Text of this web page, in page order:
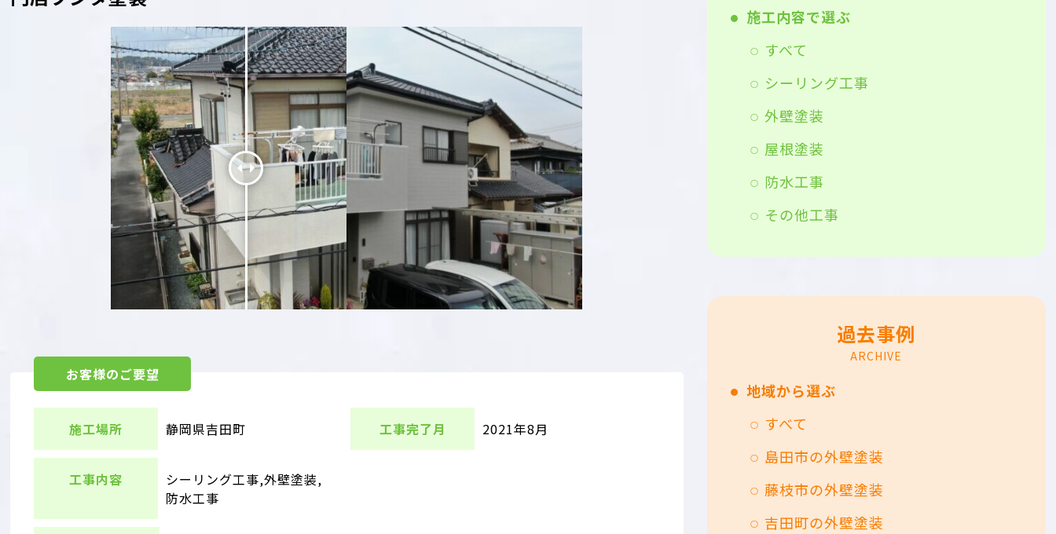
お客様のご要望
施工場所 静岡県吉田町 工事完了月 2021年8月
工事内容
シーリング工事,外壁塗装,
防水工事
施工内容で選ぶ
すべて
シーリング工事
外壁塗装
屋根塗装
防水工事
その他工事
過去事例
ARCHIVE
地域から選ぶ
すべて
島田市の外壁塗装
藤枝市の外壁塗装
吉田町の外壁塗装